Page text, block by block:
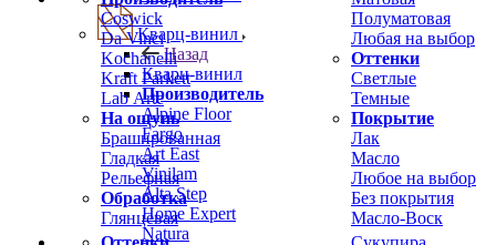
Coswick
Da Vinci
Kochanelli
Kraft Parkett
Lab Arte
На ощупь
Брашированная
Гладкая
Рельефная
Обработка
Глянцевая
Полуматовая
Любая на выбор
Оттенки
Светлые
Темные
Покрытие
Лак
Масло
Любое на выбор
Без покрытия
Масло-Воск
Кварц-винил
Назад
Кварц-винил
Производитель
Alpine Floor
Fargo
Art East
Vinilam
Alta Step
Home Expert
Natura